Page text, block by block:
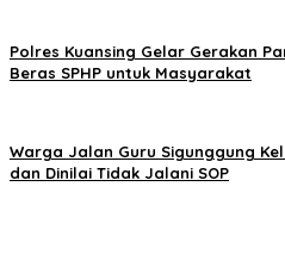
Polres Kuansing Gelar Gerakan
Beras SPHP untuk Masyarakat
Warga Jalan Guru Sigunggung
dan Dinilai Tidak Jalani SOP